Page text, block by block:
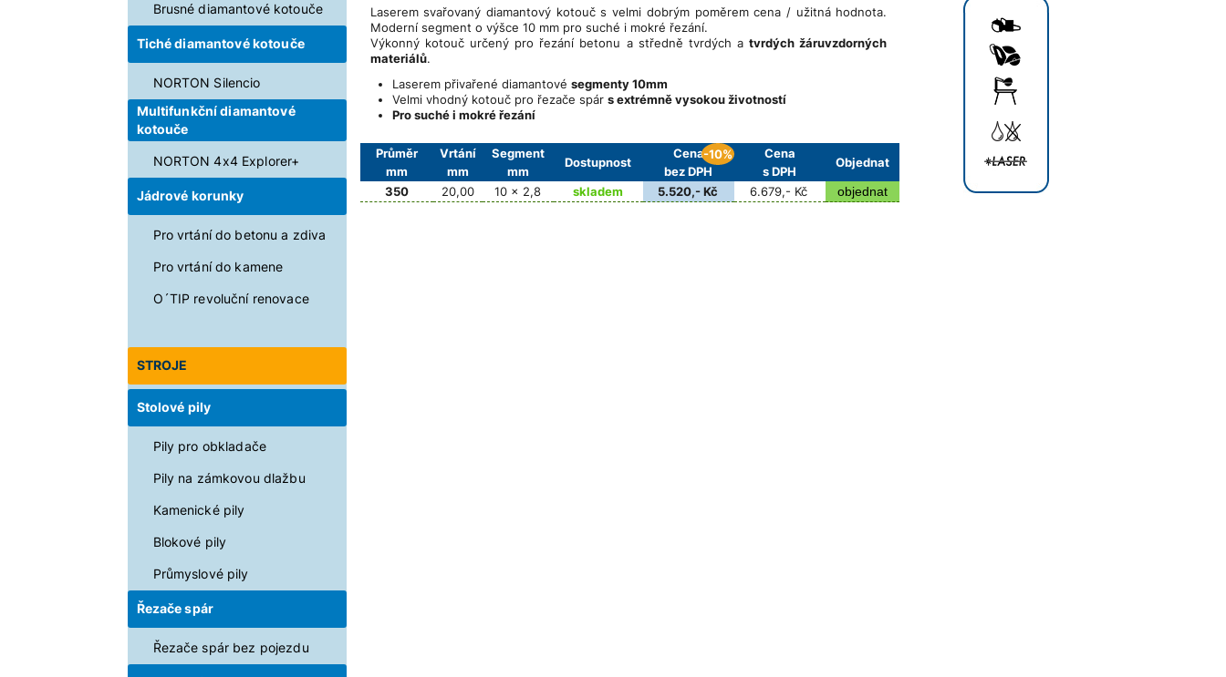
Brusné diamantové kotouče
Tiché diamantové kotouče
NORTON Silencio
Multifunkční diamantové
kotouče
NORTON 4x4 Explorer+
Jádrové korunky
Pro vrtání do betonu a zdiva
Pro vrtání do kamene
O´TIP revoluční renovace
STROJE
Stolové pily
Pily pro obkladače
Pily na zámkovou dlažbu
Kamenické pily
Blokové pily
Průmyslové pily
Řezače spár
Řezače spár bez pojezdu
Laserem svařovaný diamantový kotouč s velmi dobrým poměrem cena / užitná hodnota.
Moderní segment o výšce 10 mm pro suché i mokré řezání.
Výkonný kotouč určený pro řezání betonu a středně tvrdých atvrdých žáruvzdorných
materiálů.
Laserem přivařené diamantové segmenty 10mm
Velmi vhodný kotouč pro řezače spár s extrémně vysokou životností
Pro suché i mokré řezání
Průměr
mm
Vrtání
mm
Segment
mm
Dostupnost
Cena
bez DPH
-10%
Cena
s DPH
Objednat
350
20,00 10 x 2,8 skladem 5.520,- Kč 6.679,- Kč